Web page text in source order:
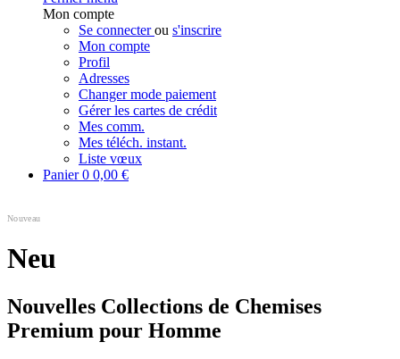
Mon compte
Se connecterou s'inscrire
Mon compte
Profil
Adresses
Changer mode paiement
Gérer les cartes de crédit
Mes comm.
Mes téléch. instant.
Liste vœux
Panier0 0,00 €
Nouveau
Neu
Nouvelles Collections de Chemises
Premium pour Homme